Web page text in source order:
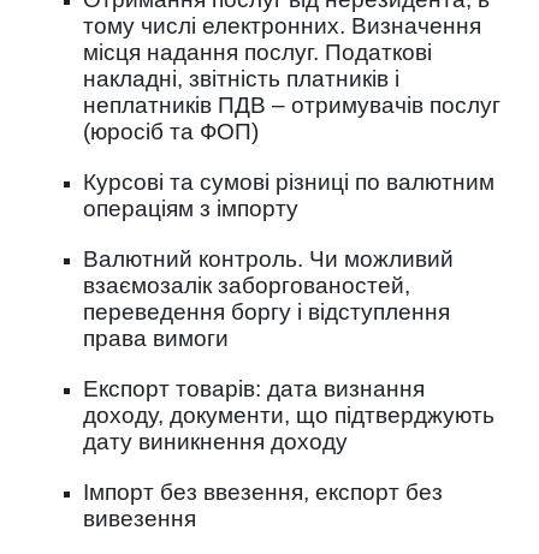
тому числі електронних. Визначення
місця надання послуг. Податкові
накладні, звітність платників і
неплатників ПДВ – отримувачів послуг
(юросіб та ФОП)
Курсові та сумові різниці по валютним
операціям з імпорту
Валютний контроль. Чи можливий
взаємозалік заборгованостей,
переведення боргу і відступлення
права вимоги
Експорт товарів: дата визнання
доходу, документи, що підтверджують
дату виникнення доходу
Імпорт без ввезення, експорт без
вивезення